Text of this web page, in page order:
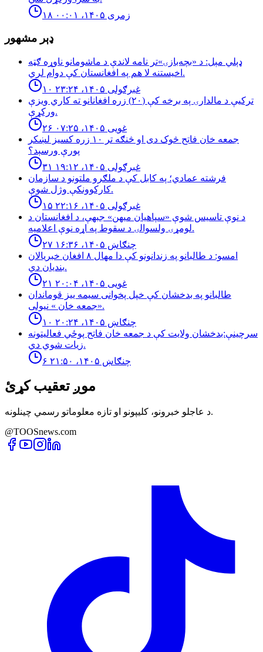
۱۸ زمری ۱۴۰۵، ۰۰:۰۱
ډېر مشهور
ډېلي مېل: د «بچه‌بازۍ»تر نامه لاندې د ماشومانو ناوړه ګټه
اخیستنه لا هم په افغانستان کې دوام لري.
۱۰ غبرګولی ۱۴۰۵، ۲۳:۲۴
تركيې د مالدارۍ په برخه كې (٢٠) زره افغانانو ته كاري ويزې
وركړې.
۲۶ غویی ۱۴۰۵، ۰۷:۲۵
جمعه خان فاتح څوک دی او څنګه تر ۱۰ زره کسیز لښکر
پورې ورسېد؟
۳۱ غبرګولی ۱۴۰۵، ۱۹:۱۲
فرشته عمادي؛ په کابل کې د ملګرو ملتونو د سازمان
کارکوونکې وژل شوې.
۱۵ غبرګولی ۱۴۰۵، ۲۲:۱۶
د نوې تاسیس شوې «سپاهیان میهن» جبهې، د افغانستان د
لومړۍ ولسوالۍ د سقوط په اړه نوې اعلامیه.
۲۷ چنګاښ ۱۴۰۵، ۱۶:۳۶
امسو: د طالبانو په زندانونو كې دا مهال ٨ افغان خبريالان
بنديان دي.
۲۱ غویی ۱۴۰۵، ۲۰:۰۴
طالبانو په بدخشان كې خپل پخوانى سيمه ييز قوماندان
«جمعه خان » نيولى.
۱۰ چنګاښ ۱۴۰۵، ۲۰:۲۴
سرچینې:بدخشان ولایت کې د جمعه خان فاتح پوځي فعالیتونه
زیات شوي دي.
۶ چنګاښ ۱۴۰۵، ۲۱:۵۰
موږ تعقیب کړئ
د عاجلو خبرونو، کلیپونو او تازه معلوماتو رسمي چینلونه.
@TOOSnews.com